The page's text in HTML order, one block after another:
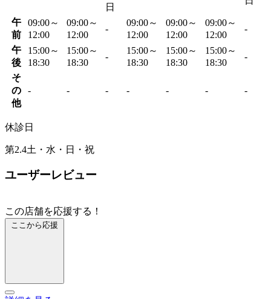
日
午
前
09:00～
12:00
09:00～
12:00
-
09:00～
12:00
09:00～
12:00
09:00～
12:00
-
午
後
15:00～
18:30
15:00～
18:30
-
15:00～
18:30
15:00～
18:30
15:00～
18:30
-
そ
の
他
- - - - - - -
休診日
第2.4土・水・日・祝
ユーザーレビュー
この店舗を応援する！
ここから応援